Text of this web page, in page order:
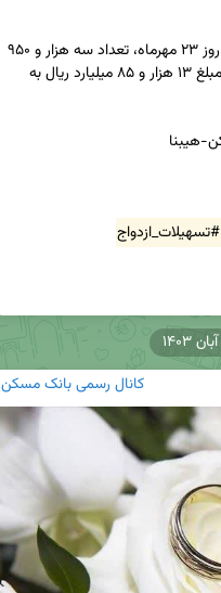
#تسهیلات_ازدواج
کانال رسمی بانک مسکن